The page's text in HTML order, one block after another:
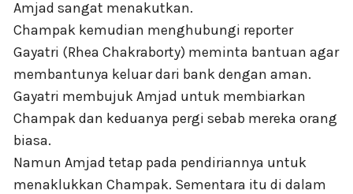
Amjad sangat menakutkan.
Champak kemudian menghubungi reporter
Gayatri (Rhea Chakraborty) meminta bantuan agar
membantunya keluar dari bank dengan aman.
Gayatri membujuk Amjad untuk membiarkan
Champak dan keduanya pergi sebab mereka orang
biasa.
Namun Amjad tetap pada pendiriannya untuk
menaklukkan Champak. Sementara itu di dalam